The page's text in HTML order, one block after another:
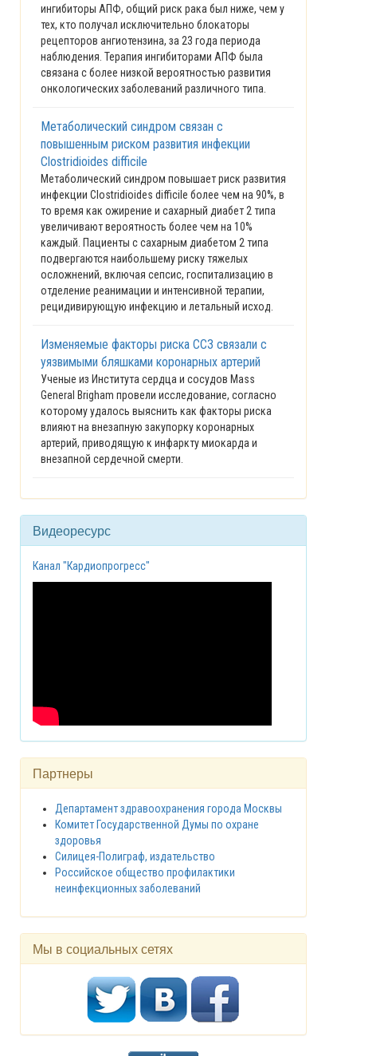
ингибиторы АПФ, общий риск рака был ниже, чем у
тех, кто получал исключительно блокаторы
рецепторов ангиотензина, за 23 года периода
наблюдения. Терапия ингибиторами АПФ была
связана с более низкой вероятностью развития
онкологических заболеваний различного типа.
Метаболический синдром связан с
повышенным риском развития инфекции
Clostridioides difficile
Метаболический синдром повышает риск развития
инфекции Clostridioides difficile более чем на 90%, в
то время как ожирение и сахарный диабет 2 типа
увеличивают вероятность более чем на 10%
каждый. Пациенты с сахарным диабетом 2 типа
подвергаются наибольшему риску тяжелых
осложнений, включая сепсис, госпитализацию в
отделение реанимации и интенсивной терапии,
рецидивирующую инфекцию и летальный исход.
Изменяемые факторы риска ССЗ связали с
уязвимыми бляшками коронарных артерий
Ученые из Института сердца и сосудов Mass
General Brigham провели исследование, согласно
которому удалось выяснить как факторы риска
влияют на внезапную закупорку коронарных
артерий, приводящую к инфаркту миокарда и
внезапной сердечной смерти.
Видеоресурс
Канал "Кардиопрогресс"
Партнеры
Департамент здравоохранения города Москвы
Комитет Государственной Думы по охране
здоровья
Силицея-Полиграф, издательство
Российское общество профилактики
неинфекционных заболеваний
Мы в социальных сетях